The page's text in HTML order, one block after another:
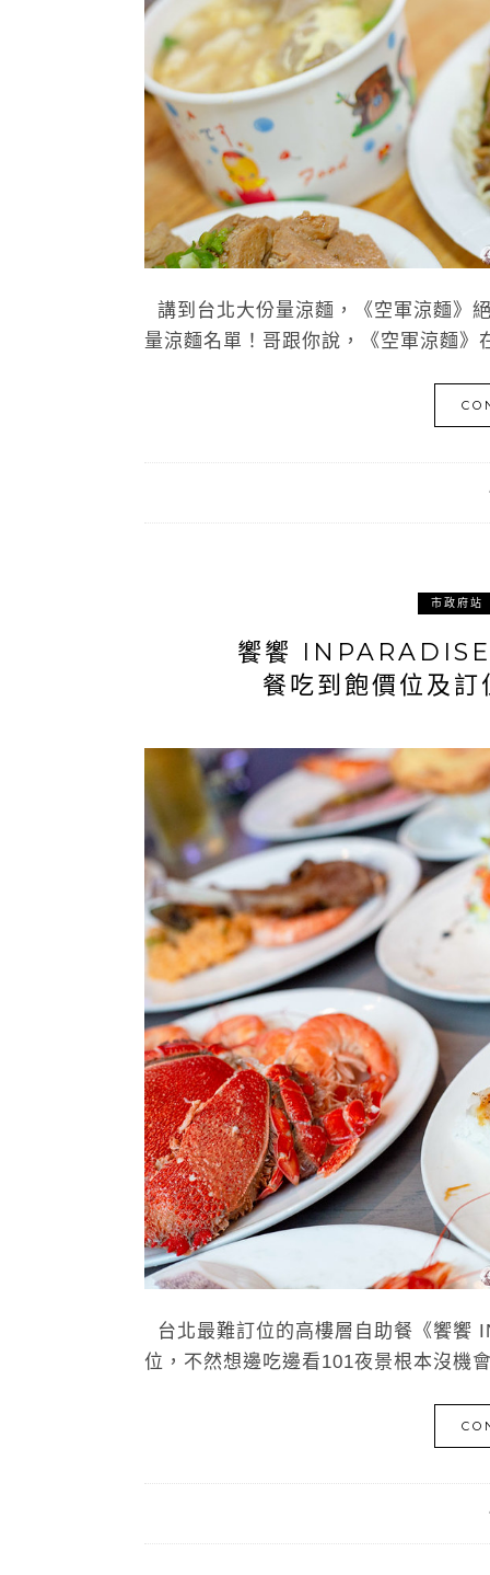
講到台北大份量涼麵，《空軍涼麵》
量涼麵名單！哥跟你說，《空軍涼麵
市政府站
饗饗 INPARADISE
餐吃到飽價位及
台北最難訂位的高樓層自助餐《饗饗
位，不然想邊吃邊看101夜景根本沒